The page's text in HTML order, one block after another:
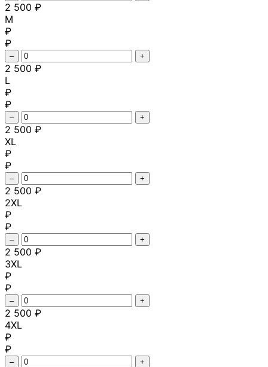
2 500 ₽
M
₽
₽
– +
2 500 ₽
L
₽
₽
– +
2 500 ₽
XL
₽
₽
– +
2 500 ₽
2XL
₽
₽
– +
2 500 ₽
3XL
₽
₽
– +
2 500 ₽
4XL
₽
₽
– +